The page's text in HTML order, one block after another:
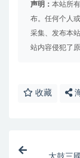
声明： 本站所
布。任何个人
采集、发布本
站内容侵犯了
收藏